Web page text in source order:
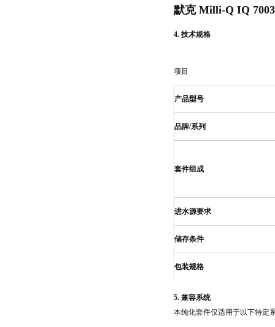
默克 Milli-Q IQ
4. 技术规格
项目
产品型号
品牌/系列
套件组成
进水源要求
储存条件
包装规格
5. 兼容系统
本纯化套件仅适用于以下特定